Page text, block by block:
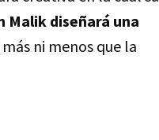
Malik diseñará una
ni menos que la